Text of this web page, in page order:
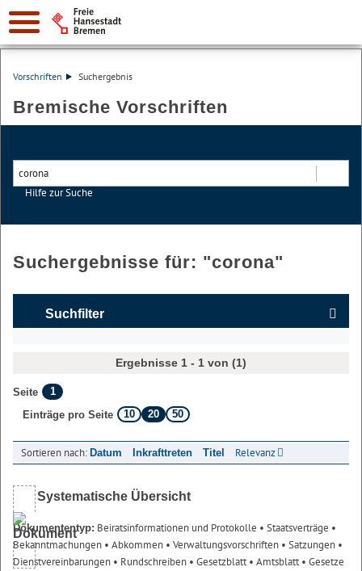
Vorschriften Suchergebnis
Bremische Vorschriften
Hilfe zur Suche
Suchergebnisse für: "corona"
Suchfilter
Ergebnisse 1 - 1 von (1)
Seite
1
Einträge pro Seite
10 20 50
Sortieren nach: Datum Inkrafttreten Titel Relevanz
Systematische Übersicht
Dokumententyp: Beiratsinformationen und Protokolle • Staatsverträge •
Bekanntmachungen • Abkommen • Verwaltungsvorschriften • Satzungen •
Dienstvereinbarungen • Rundschreiben • Gesetzblatt• Amtsblatt• Gesetze